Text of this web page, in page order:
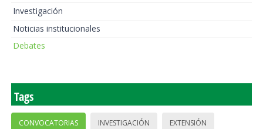
Investigación
Noticias institucionales
Debates
Tags
CONVOCATORIAS INVESTIGACIÓN EXTENSIÓN